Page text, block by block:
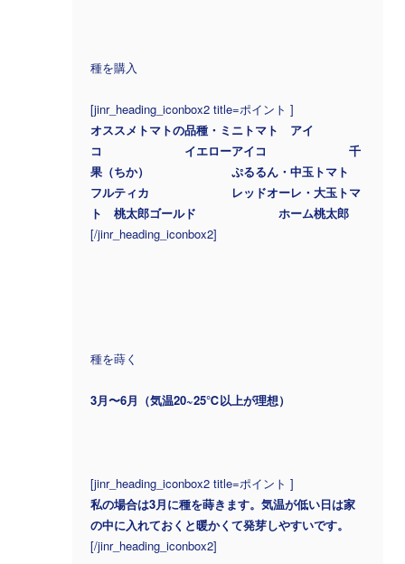
種を購入
[jinr_heading_iconbox2 title=ポイント ]
オススメトマトの品種・ミニトマト アイ
コ イエローアイコ 千
果（ちか） ぷるるん・中玉トマト
フルティカ レッドオーレ・大玉トマ
ト 桃太郎ゴールド ホーム桃太郎
[/jinr_heading_iconbox2]
種を蒔く
3月〜6月（気温20~25℃以上が理想）
[jinr_heading_iconbox2 title=ポイント ]
私の場合は3月に種を蒔きます。気温が低い日は家
の中に入れておくと暖かくて発芽しやすいです。
[/jinr_heading_iconbox2]